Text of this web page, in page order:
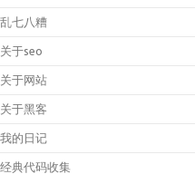
乱七八糟
关于seo
关于网站
关于黑客
我的日记
经典代码收集